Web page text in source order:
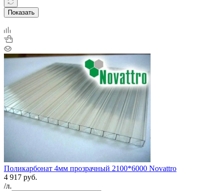
Показать
Поликарбонат 4мм прозрачный 2100*6000 Novattro
4 917 руб.
/л.